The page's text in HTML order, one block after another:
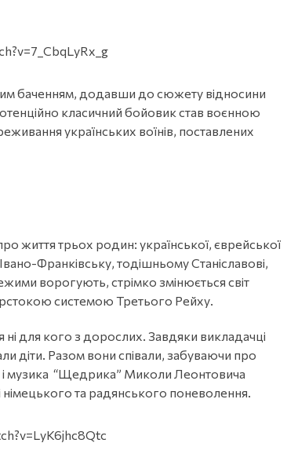
баченням, додавши до сюжету відносини
класичний бойовик став воєнною
українських воїнів, поставлених
життя трьох родин: української, єврейської
Франківську, тодішньому Станіславові,
ворогують, стрімко змінюється світ
системою Третього Рейху.
для кого з дорослих. Завдяки викладачці
діти. Разом вони співали, забуваючи про
музика “Щедрика” Миколи Леонтовича
німецького та радянського поневолення.